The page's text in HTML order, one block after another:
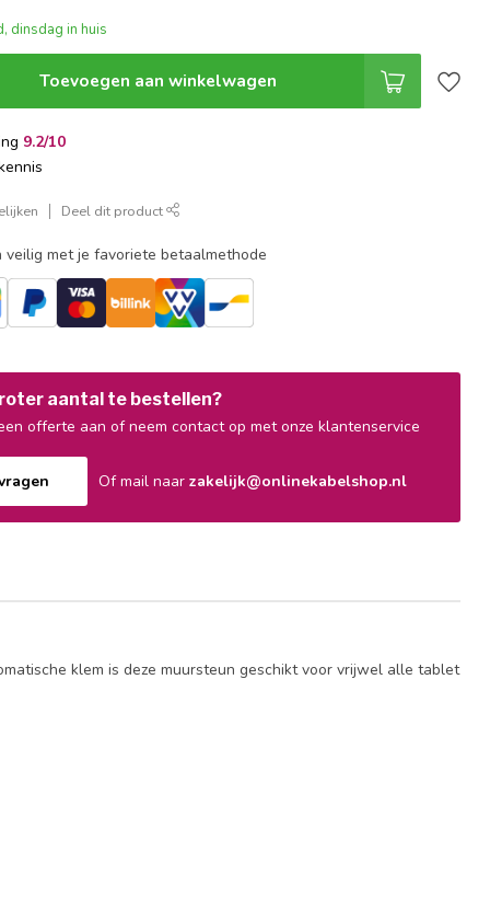
dinsdag in huis
Toevoegen aan winkelwagen
9.2/10
Deel dit product
veilig met je favoriete betaalmethode
aantal te bestellen?
offerte aan of neem contact op met onze klantenservice
Of mail naarzakelijk@onlinekabelshop.nl
klem is deze muursteun geschikt voor vrijwel alle tablet